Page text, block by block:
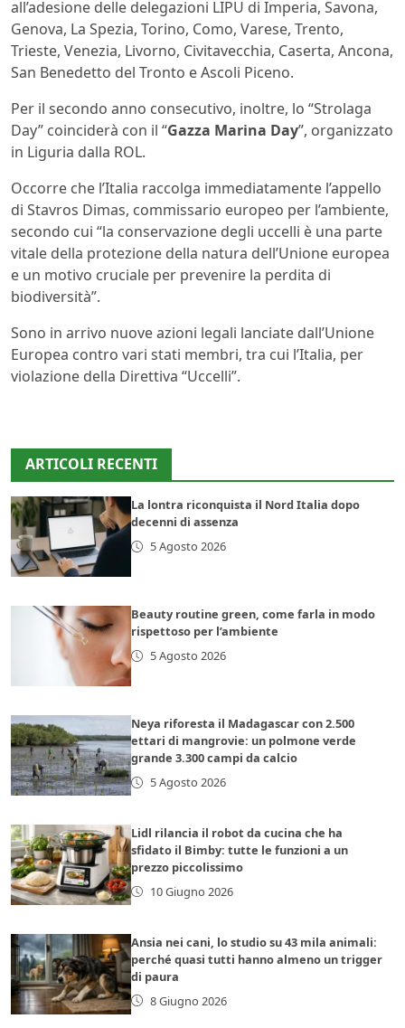
all’adesione delle delegazioni LIPU di Imperia, Savona,
Genova, La Spezia, Torino, Como, Varese, Trento,
Trieste, Venezia, Livorno, Civitavecchia, Caserta, Ancona,
San Benedetto del Tronto e Ascoli Piceno.
Per il secondo anno consecutivo, inoltre, lo “Strolaga
Day” coinciderà con il “Gazza Marina Day”, organizzato
in Liguria dalla ROL.
Occorre che l’Italia raccolga immediatamente l’appello
di Stavros Dimas, commissario europeo per l’ambiente,
secondo cui “la conservazione degli uccelli è una parte
vitale della protezione della natura dell’Unione europea
e un motivo cruciale per prevenire la perdita di
biodiversità”.
Sono in arrivo nuove azioni legali lanciate dall’Unione
Europea contro vari stati membri, tra cui l’Italia, per
violazione della Direttiva “Uccelli”.
ARTICOLI RECENTI
La lontra riconquista il Nord Italia dopo
decenni di assenza
5 Agosto 2026
Beauty routine green, come farla in modo
rispettoso per l’ambiente
5 Agosto 2026
Neya riforesta il Madagascar con 2.500
ettari di mangrovie: un polmone verde
grande 3.300 campi da calcio
5 Agosto 2026
Lidl rilancia il robot da cucina che ha
sfidato il Bimby: tutte le funzioni a un
prezzo piccolissimo
10 Giugno 2026
Ansia nei cani, lo studio su 43 mila animali:
perché quasi tutti hanno almeno un trigger
di paura
8 Giugno 2026